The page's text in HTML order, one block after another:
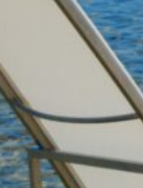
Muebles
Aire Libre, Zona De